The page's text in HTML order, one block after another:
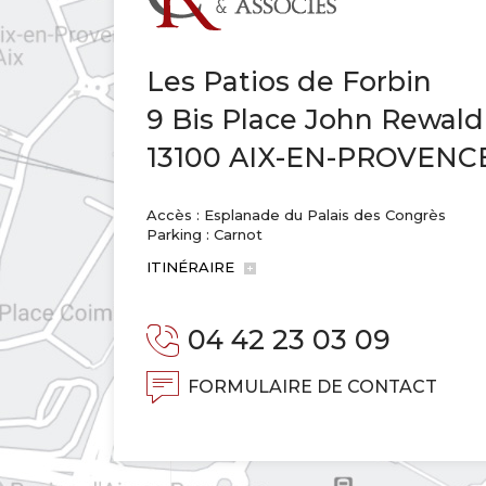
Les Patios de Forbin
9 Bis Place John Rewald
13100 AIX-EN-
Accès : Esplanade du Palais des Congrès
Parking : Carnot
ITINÉRAIRE
04 42 23 03 09
FORMULAIRE DE CONTACT